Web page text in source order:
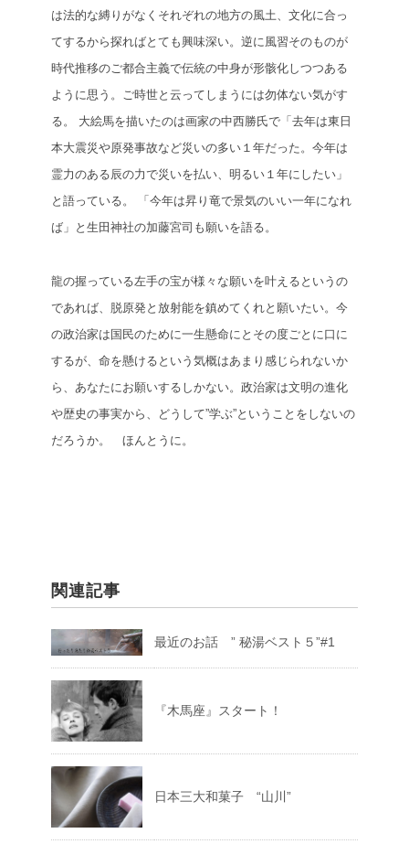
は法的な縛りがなくそれぞれの地方の風土、文化に合っ
てするから探ればとても興味深い。逆に風習そのものが
時代推移のご都合主義で伝統の中身が形骸化しつつある
ように思う。ご時世と云ってしまうには勿体ない気がす
る。
大絵馬を描いたのは画家の中西勝氏で「去年は東日
本大震災や原発事故など災いの多い１年だった。今年は
霊力のある辰の力で災いを払い、明るい１年にしたい」
と語っている。
「今年は昇り竜で景気のいい一年になれ
ば」と生田神社の加藤宮司も願いを語る。
龍の握っている左手の宝が様々な願いを叶えるというの
であれば、脱原発と放射能を鎮めてくれと願いたい。 今
の政治家は国民のために一生懸命にとその度ごとに口に
するが、命を懸けるという気概はあまり感じられないか
ら、あなたにお願いするしかない。 政治家は文明の進化
や歴史の事実から、どうして”学ぶ”ということをしないの
だろうか。 ほんとうに。
関連記事
最近のお話 ” 秘湯ベスト５”#1
『木馬座』スタート！
日本三大和菓子 “山川”